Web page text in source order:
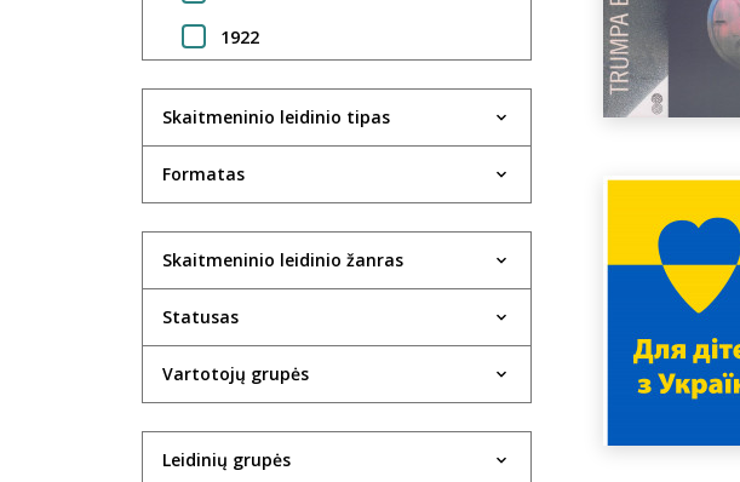
1922
1924
1925
1931
1933
1934
1935
Skaitmeninio leidinio tipas
Formatas
Skaitmeninio leidinio žanras
Statusas
Vartotojų grupės
Leidinių grupės